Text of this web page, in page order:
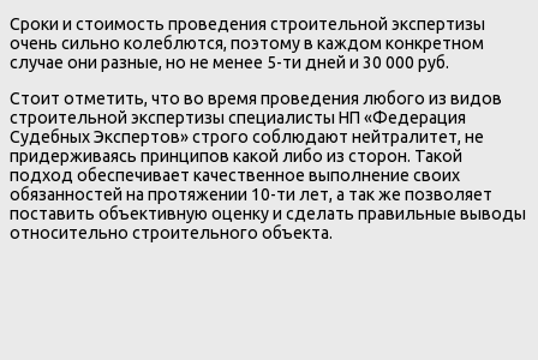
Сроки и стоимость проведения строительной экспертизы
очень сильно колеблются, поэтому в каждом конкретном
случае они разные, но не менее 5-ти дней и 30 000 руб.
Стоит отметить, что во время проведения любого из видов
строительной экспертизы специалисты НП «Федерация
Судебных Экспертов» строго соблюдают нейтралитет, не
придерживаясь принципов какой либо из сторон. Такой
подход обеспечивает качественное выполнение своих
обязанностей на протяжении 10-ти лет, а так же позволяет
поставить объективную оценку и сделать правильные выводы
относительно строительного объекта.